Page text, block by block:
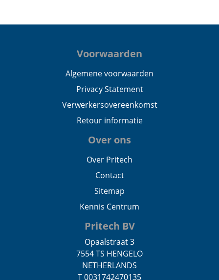
Voorwaarden
Algemene voorwaarden
Privacy Statement
Verwerkersovereenkomst
Retour informatie
Over ons
Over Pritech
Contact
Sitemap
Kennis Centrum
Pritech BV
Opaalstraat 3
7554 TS HENGELO
NETHERLANDS
T 0031742470135